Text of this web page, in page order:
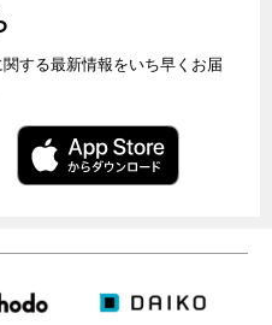
する最新情報をいち早くお届